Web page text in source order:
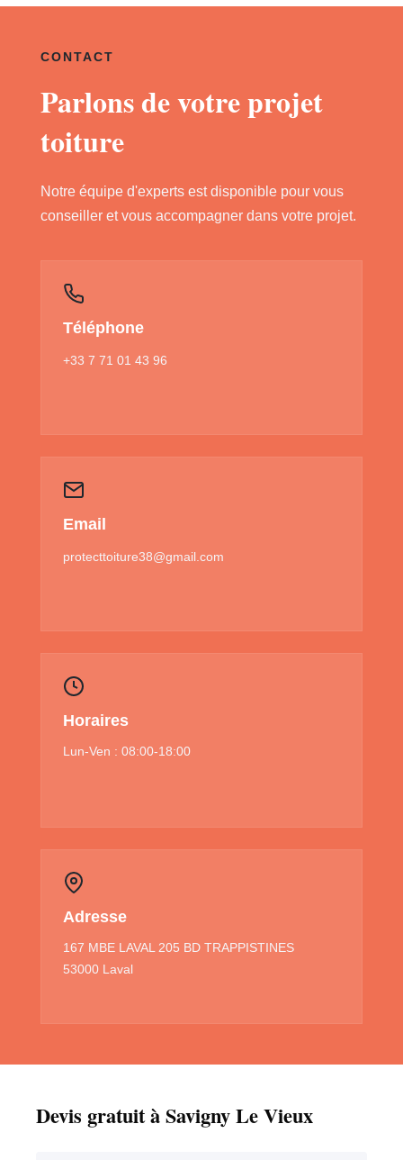
CONTACT
Parlons de votre projet
toiture
Notre équipe d'experts est disponible pour vous
conseiller et vous accompagner dans votre projet.
Téléphone
+33 7 71 01 43 96
Email
protecttoiture38@gmail.com
Horaires
Lun-Ven : 08:00-18:00
Adresse
167 MBE LAVAL 205 BD TRAPPISTINES
53000 Laval
Devis gratuit à Savigny Le Vieux